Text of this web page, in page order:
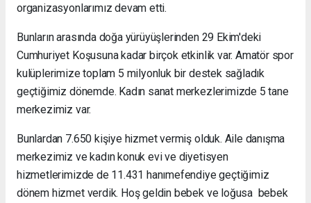
organizasyonlarımız devam etti.
Bunların arasında doğa yürüyüşlerinden 29 Ekim'deki
Cumhuriyet Koşusuna kadar birçok etkinlik var. Amatör spor
kulüplerimize toplam 5 milyonluk bir destek sağladık
geçtiğimiz dönemde. Kadın sanat merkezlerimizde 5 tane
merkezimiz var.
Bunlardan 7.650 kişiye hizmet vermiş olduk. Aile danışma
merkezimiz ve kadın konuk evi ve diyetisyen
hizmetlerimizde de 11.431 hanımefendiye geçtiğimiz
dönem hizmet verdik. Hoş geldin bebek ve loğusa bebek